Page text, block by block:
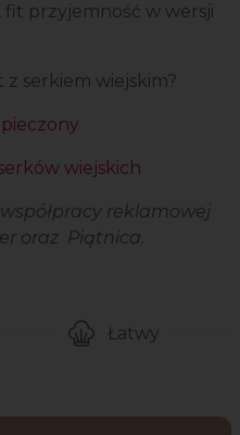
przyjemność w wersji
z serkiem wiejskim?
wiejskich
reklamowej
oraz Piątnica.
Łatwy